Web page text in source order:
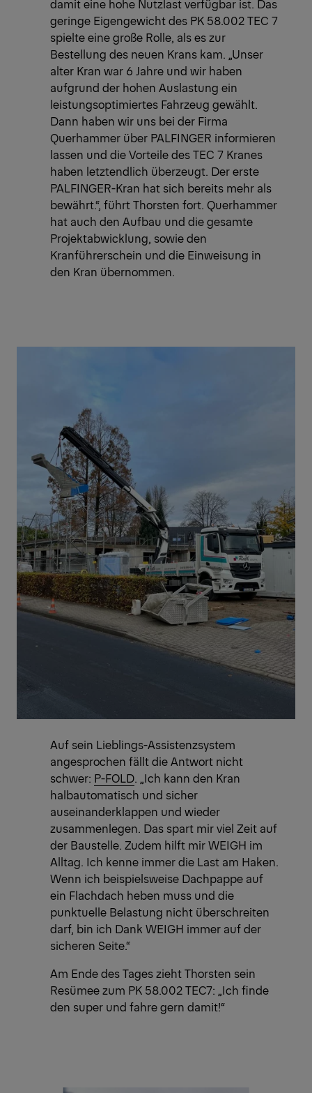
damit eine hohe Nutzlast verfügbar ist. Das
geringe Eigengewicht des PK 58.002 TEC 7
spielte eine große Rolle, als es zur
Bestellung des neuen Krans kam. „Unser
alter Kran war 6 Jahre und wir haben
aufgrund der hohen Auslastung ein
leistungsoptimiertes Fahrzeug gewählt.
Dann haben wir uns bei der Firma
Querhammer über PALFINGER informieren
lassen und die Vorteile des TEC 7 Kranes
haben letztendlich überzeugt. Der erste
PALFINGER-Kran hat sich bereits mehr als
bewährt.“, führt Thorsten fort. Querhammer
hat auch den Aufbau und die gesamte
Projektabwicklung, sowie den
Kranführerschein und die Einweisung in
den Kran übernommen.
Auf sein Lieblings-Assistenzsystem
angesprochen fällt die Antwort nicht
schwer: P-FOLD. „Ich kann den Kran
halbautomatisch und sicher
auseinanderklappen und wieder
zusammenlegen. Das spart mir viel Zeit auf
der Baustelle. Zudem hilft mir WEIGH im
Alltag. Ich kenne immer die Last am Haken.
Wenn ich beispielsweise Dachpappe auf
ein Flachdach heben muss und die
punktuelle Belastung nicht überschreiten
darf, bin ich Dank WEIGH immer auf der
sicheren Seite.“
Am Ende des Tages zieht Thorsten sein
Resümee zum PK 58.002 TEC7: „Ich finde
den super und fahre gern damit!“